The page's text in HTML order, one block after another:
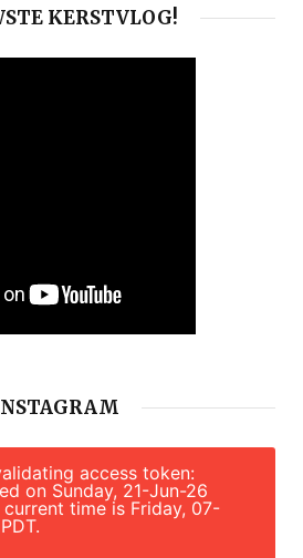
KERSTVLOG!
access token:
on Sunday, 21-Jun-26
current time is Friday, 07-